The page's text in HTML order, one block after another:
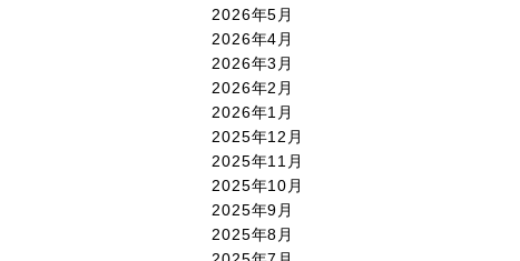
2026年5月
2026年4月
2026年3月
2026年2月
2026年1月
2025年12月
2025年11月
2025年10月
2025年9月
2025年8月